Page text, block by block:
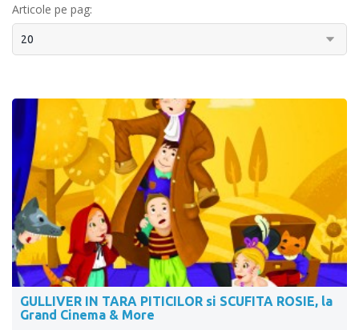
Articole pe pag:
GULLIVER IN TARA PITICILOR si SCUFITA ROSIE, la
Grand Cinema & More